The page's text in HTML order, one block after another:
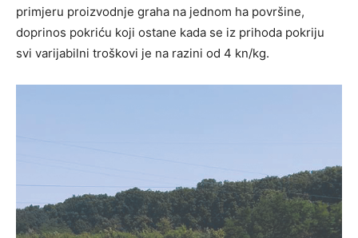
primjeru proizvodnje graha na jednom ha površine,
doprinos pokriću koji ostane kada se iz prihoda pokriju
svi varijabilni troškovi je na razini od 4 kn/kg.